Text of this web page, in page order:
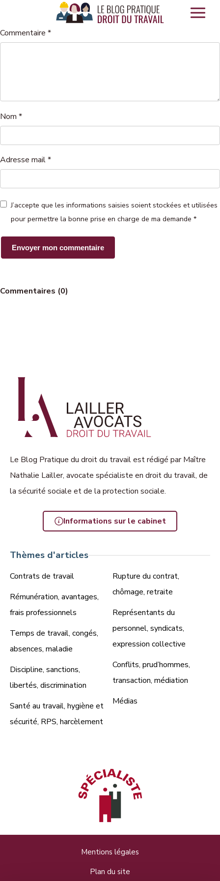
Panneau de gestion des cookies
Commentaire *
Nom *
Adresse mail*
J’accepte que les informations saisies soient stockées et utilisées
pour permettre la bonne prise en charge de ma demande *
Commentaires (0)
Le Blog Pratique du droit du travail est rédigé par Maître
Nathalie Lailler, avocate spécialiste en droit du travail, de
la sécurité sociale et de la protection sociale.
Informations sur le cabinet
Thèmes d'articles
Contrats de travail
Rémunération, avantages,
frais professionnels
Temps de travail, congés,
absences, maladie
Discipline, sanctions,
libertés, discrimination
Santé au travail, hygiène et
sécurité, RPS, harcèlement
Rupture du contrat,
chômage, retraite
Représentants du
personnel, syndicats,
expression collective
Conflits, prud’hommes,
transaction, médiation
Médias
Mentions légales
Plan du site